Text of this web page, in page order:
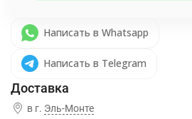
Написать в Whatsapp
Написать в Telegram
в г. Эль-Монте